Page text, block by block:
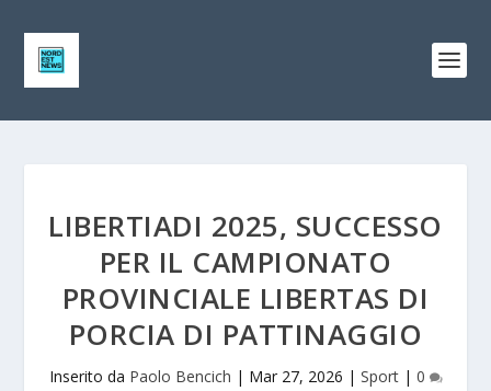
LIBERTIADI 2025, SUCCESSO
PER IL CAMPIONATO
PROVINCIALE LIBERTAS DI
PORCIA DI PATTINAGGIO
Inserito da Paolo Bencich | Mar 27, 2026 | Sport| 0